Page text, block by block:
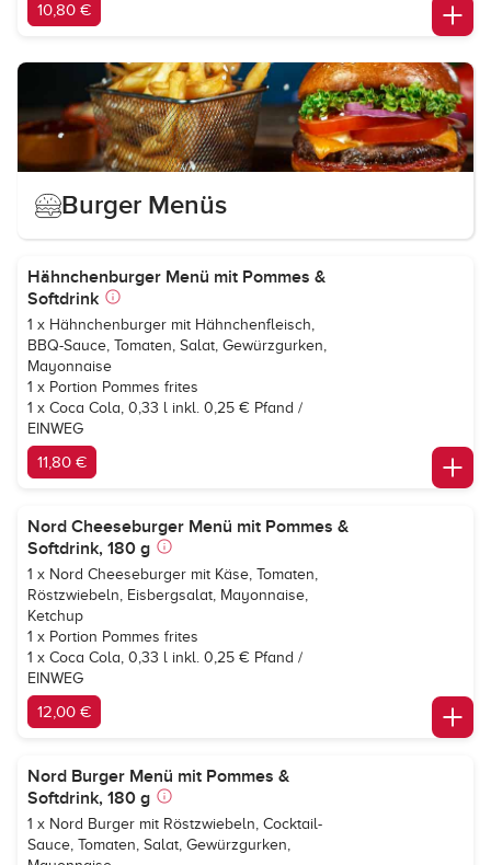
10,80 €
Burger Menüs
Hähnchenburger Menü mit Pommes &
Softdrink
1 x Hähnchenburger mit Hähnchenfleisch,
BBQ-Sauce, Tomaten, Salat, Gewürzgurken,
Mayonnaise
1 x Portion Pommes frites
1 x Coca Cola, 0,33 l inkl. 0,25 € Pfand /
EINWEG
11,80 €
Nord Cheeseburger Menü mit Pommes &
Softdrink, 180 g
1 x Nord Cheeseburger mit Käse, Tomaten,
Röstzwiebeln, Eisbergsalat, Mayonnaise,
Ketchup
1 x Portion Pommes frites
1 x Coca Cola, 0,33 l inkl. 0,25 € Pfand /
EINWEG
12,00 €
Nord Burger Menü mit Pommes &
Softdrink, 180 g
1 x Nord Burger mit Röstzwiebeln, Cocktail-
Sauce, Tomaten, Salat, Gewürzgurken,